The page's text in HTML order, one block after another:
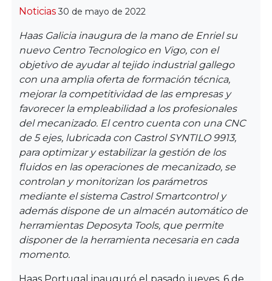
Categorías
Noticias 30 de mayo de 2022
Haas Galicia inaugura de la mano de Enriel su
nuevo Centro Tecnologico en Vigo, con el
objetivo de ayudar al tejido industrial gallego
con una amplia oferta de formación técnica,
mejorar la competitividad de las empresas y
favorecer la empleabilidad a los profesionales
del mecanizado. El centro cuenta con una CNC
de 5 ejes, lubricada con Castrol SYNTILO 9913,
para optimizar y estabilizar la gestión de los
fluidos en las operaciones de mecanizado, se
controlan y monitorizan los parámetros
mediante el sistema Castrol Smartcontrol y
además dispone de un almacén automático de
herramientas Deposyta Tools, que permite
disponer de la herramienta necesaria en cada
momento.